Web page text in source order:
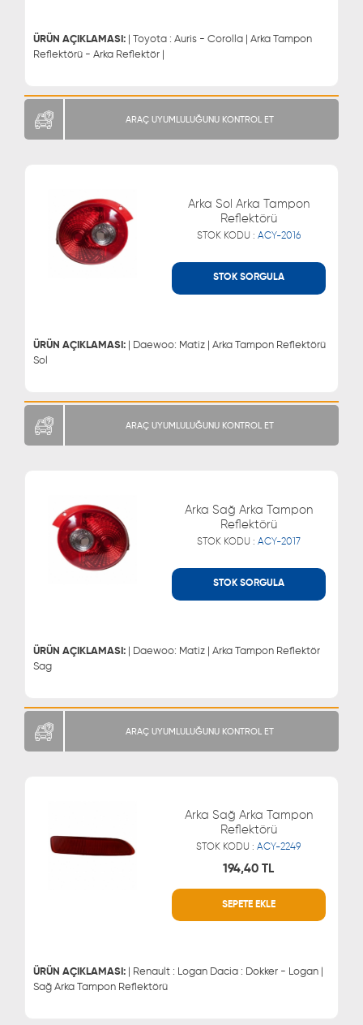
ÜRÜN AÇIKLAMASI: | Toyota : Auris - Corolla | Arka Tampon
Reflektörü - Arka Reflektör |
ARAÇ UYUMLULUĞUNU KONTROL ET
Arka Sol Arka Tampon
Reflektörü
STOK KODU : ACY-2016
STOK SORGULA
ÜRÜN AÇIKLAMASI: | Daewoo: Matiz | Arka Tampon Reflektörü
Sol
0543 329 21 55
ARAÇ UYUMLULUĞUNU KONTROL ET
Arka Sağ Arka Tampon
Reflektörü
STOK KODU : ACY-2017
STOK SORGULA
ÜRÜN AÇIKLAMASI: | Daewoo: Matiz | Arka Tampon Reflektör
Sag
0543 329 21 55
ARAÇ UYUMLULUĞUNU KONTROL ET
Arka Sağ Arka Tampon
Reflektörü
STOK KODU :ACY-2249
194,40 TL
SEPETE EKLE
ÜRÜN AÇIKLAMASI: | Renault : Logan Dacia : Dokker - Logan |
Sağ Arka Tampon Reflektörü
MÜŞTERİ HİZMETLERİ